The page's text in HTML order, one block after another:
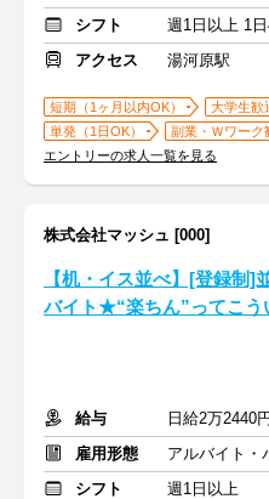
シフト
週1日以上 1
アクセス
湯河原駅
短期（1ヶ月以内OK） 大学生歓
単発（1日OK）
副業・Ｗワーク
エントリーの求人一覧を見る
株式会社マッシュ [000]
【机・イス並べ】[登録制]
バイト★“楽ちん”ってこう
給与
日給2万2440
雇用形態
アルバイト・
シフト
週1日以上